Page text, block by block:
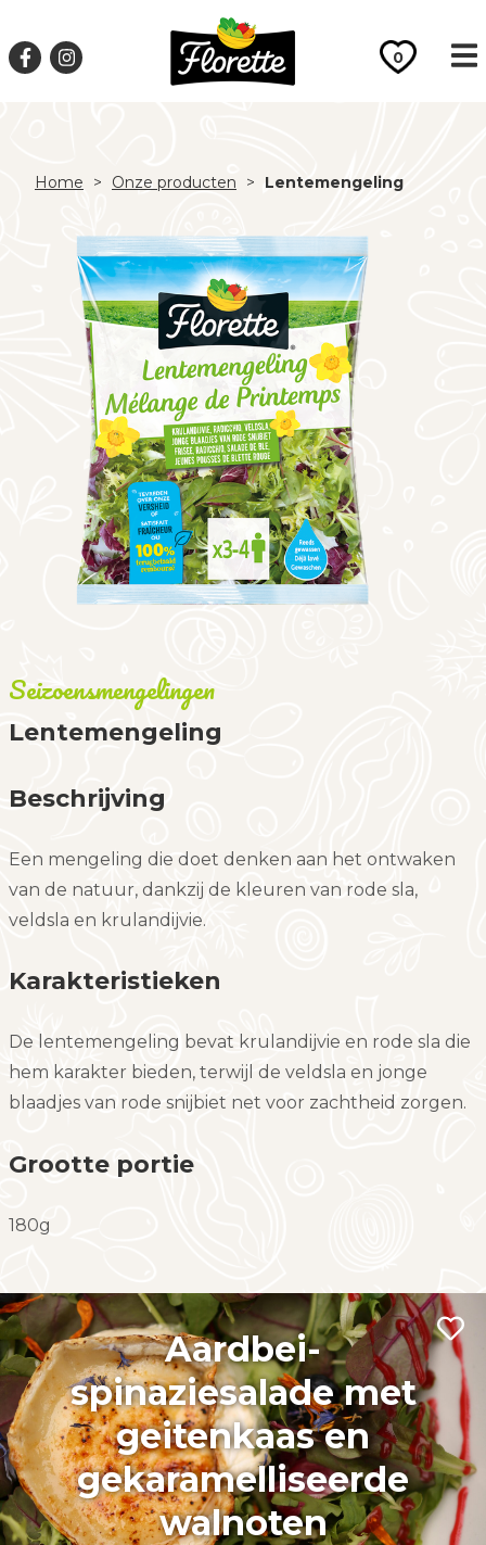
0
Home > Onze producten > Lentemengeling
Seizoensmengelingen
Lentemengeling
Beschrijving
Een mengeling die doet denken aan het ontwaken
van de natuur, dankzij de kleuren van rode sla,
veldsla en krulandijvie.
Karakteristieken
De lentemengeling bevat krulandijvie en rode sla die
hem karakter bieden, terwijl de veldsla en jonge
blaadjes van rode snijbiet net voor zachtheid zorgen.
Grootte portie
180g
Aardbei-
spinaziesalade met
geitenkaas en
gekaramelliseerde
walnoten